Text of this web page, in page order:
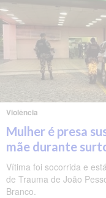
Violência
Mulher é presa
mãe durante
Vítima foi socorrida e
de Trauma de João
Branco.